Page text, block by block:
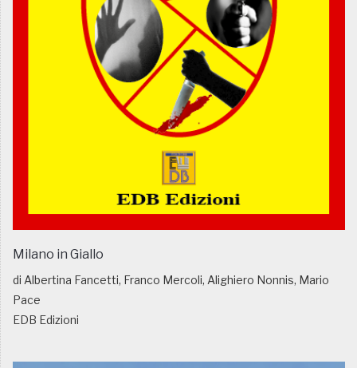
Milano in Giallo
di Albertina Fancetti, Franco Mercoli, Alighiero Nonnis, Mario
Pace
EDB Edizioni